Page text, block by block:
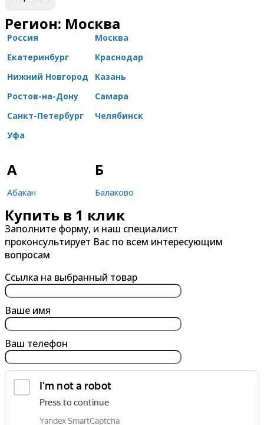
Регион: Москва
Россия
Москва
Екатеринбург
Краснодар
Нижний Новгород
Казань
Ростов-на-Дону
Самара
Санкт-Петербург
Челябинск
Уфа
А
Абакан
Александров
Альметьевск
Анапа
Арзамас
Армавир
Архангельск
Астрахань
Ачинск
Б
Балаково
Балашиха
Барнаул
Бийск
Благовещенск
Борисоглебск
Братск
Брянск
Купить в 1 клик
Заполните форму, и наш специалист
проконсультирует Вас по всем интересующим
вопросам
Ссылка на выбранный товар
Ваше имя
Ваш телефон
Я согласен наобработку персональных данных